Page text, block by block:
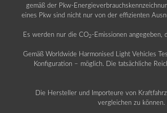
gemäß der Pkw-
eines Pkw sind nicht nur von der effizienten
Es werden nur die CO2 -Emissionen angegeben,
Gemäß Worldwide Harmonised Light Vehicles
Konfiguration – möglich. Die tatsächliche
Die Hersteller und Importeure von
vergleichen zu